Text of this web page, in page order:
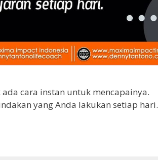
cara instan untuk mencapainya.
yang Anda lakukan setiap hari.